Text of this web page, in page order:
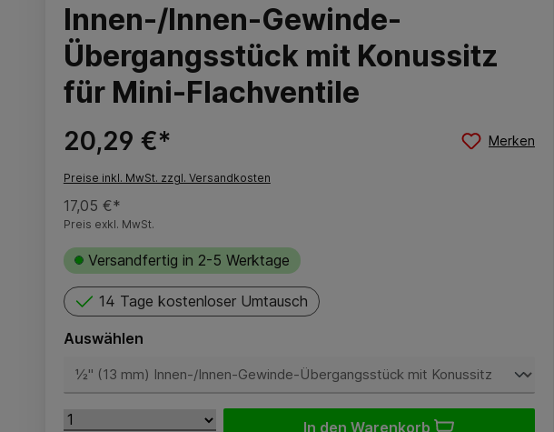
Innen-/Innen-Gewinde-
Übergangsstück mit Konussitz
für Mini-Flachventile
20,29 €* Merken
Preise inkl. MwSt. zzgl. Versandkosten
17,05 €*
Preis exkl. MwSt.
Versandfertig in 2-5 Werktage
14 Tage kostenloser Umtausch
Auswählenauswählen
In den Warenkorb